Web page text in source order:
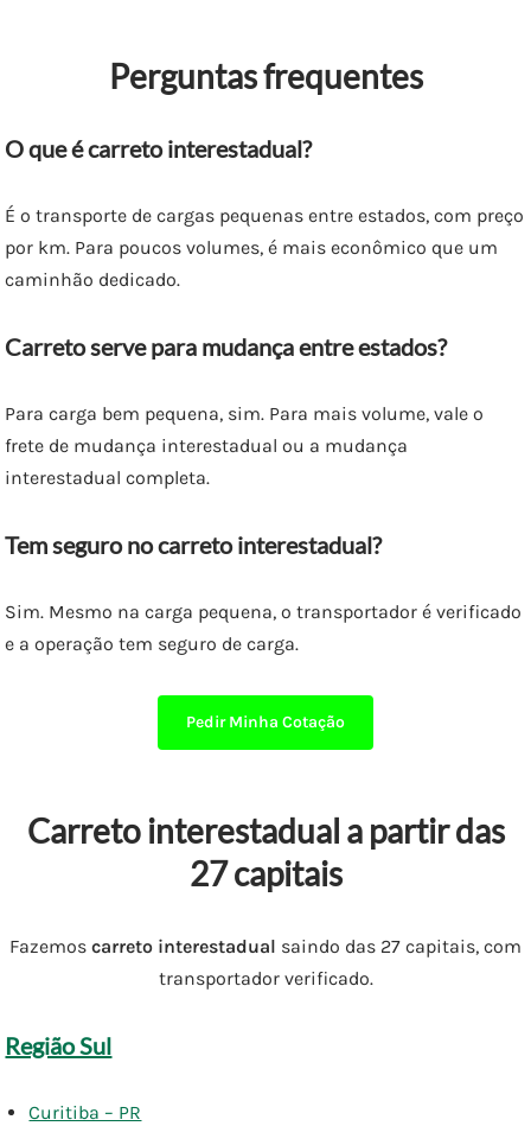
Perguntas frequentes
O que é carreto interestadual?
É o transporte de cargas pequenas entre estados, com preço
por km. Para poucos volumes, é mais econômico que um
caminhão dedicado.
Carreto serve para mudança entre estados?
Para carga bem pequena, sim. Para mais volume, vale o
frete de mudança interestadual ou a mudança
interestadual completa.
Tem seguro no carreto interestadual?
Sim. Mesmo na carga pequena, o transportador é verificado
e a operação tem seguro de carga.
Pedir Minha Cotação
Carreto interestadual a partir das
27 capitais
Fazemos carreto interestadual saindo das 27 capitais, com
transportador verificado.
Região Sul
Curitiba – PR